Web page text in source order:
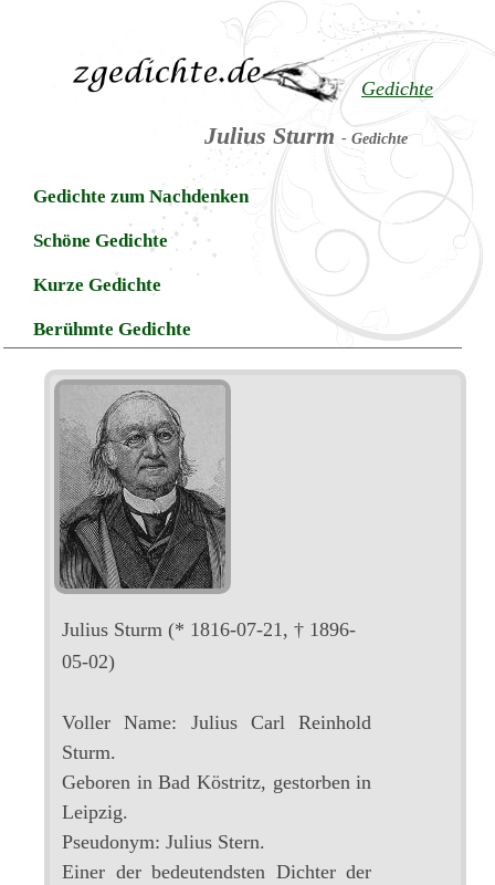
Gedichte
Julius Sturm- Gedichte
Gedichte zum Nachdenken
Schöne Gedichte
Kurze Gedichte
Berühmte Gedichte
Julius Sturm (* 1816-07-21, † 1896-
05-02)
Voller Name: Julius Carl Reinhold
Sturm.
Geboren in Bad Köstritz, gestorben in
Leipzig.
Pseudonym: Julius Stern.
Einer der bedeutendsten Dichter der